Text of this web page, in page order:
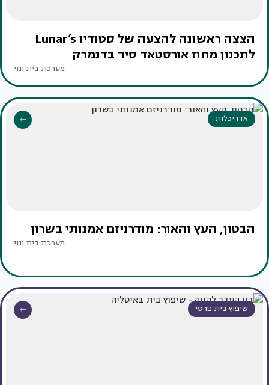
הצצה ראשונה להצעה של סטודיו Lunar’s
לתכנון מחוז אורסטאד סיד בדנמרק
מערכת בית ונוי
אדריכלות
הבטון, העץ והאור: מודרניזם אמנותי בשרון
מערכת בית ונוי
שיפוץ בית פרטי